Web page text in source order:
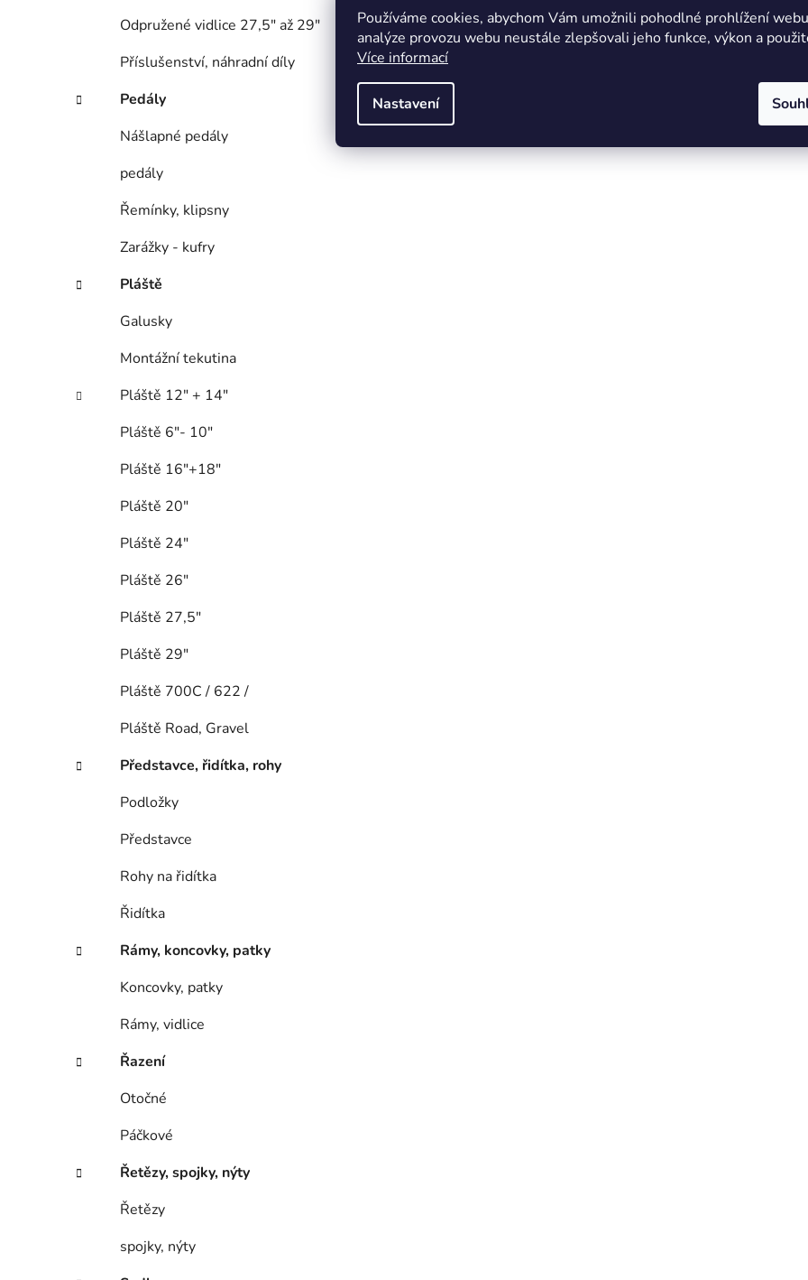
Používáme cookies, abychom Vám umožnili pohodlné prohlížení
analýze provozu webu neustále zlepšovali jeho funkce, výkon a
Více informací
Nastavení
Odpružené vidlice 27,5" až 29"
Příslušenství, náhradní díly
Pedály
Nášlapné pedály
pedály
Řemínky, klipsny
Zarážky - kufry
Pláště
Galusky
Montážní tekutina
Pláště 12" + 14"
Pláště 6"- 10"
Pláště 16"+18"
Pláště 20"
Pláště 24"
Pláště 26"
Pláště 27,5"
Pláště 29"
Pláště 700C / 622 /
Pláště Road, Gravel
Představce, řidítka, rohy
Podložky
Představce
Rohy na řidítka
Řidítka
Rámy, koncovky, patky
Koncovky, patky
Rámy, vidlice
Řazení
Otočné
Páčkové
Řetězy, spojky, nýty
Řetězy
spojky, nýty